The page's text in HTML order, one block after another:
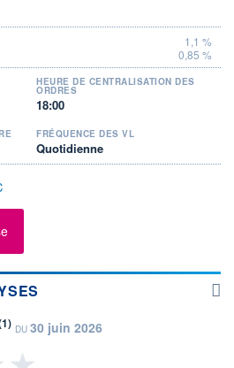
1,1 %
0,85 %
HEURE DE CENTRALISATION DES
ORDRES
18:00
FRÉQUENCE DES VL
Quotidienne
DU 30 juin 2026